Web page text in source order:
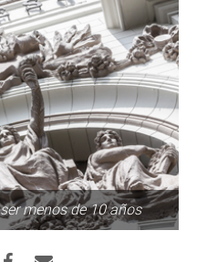
menos de 10 años